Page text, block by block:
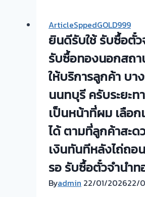
ทอง
💰
รับ
ถึง
โรง
จำนำ-
ร้าน
ทอง
ประเมิน
ตั๋ว
ฟรี
จ่าย
ArticleSppedGOLD999
ยินดีรับใช้ รับซื้อตั๋
รับซื้อทองนอกสถ
ให้บริการลูกค้า บา
นนทบุรี ครับระยะท
เป็นหน้าที่ผม เลือก
ได้ ตามที่ลูกค้าสะด
เงินทันทีหลังไถ่ถอ
รอ รับซื้อตั๋วจำนำท
Byadmin 22/01/202622/